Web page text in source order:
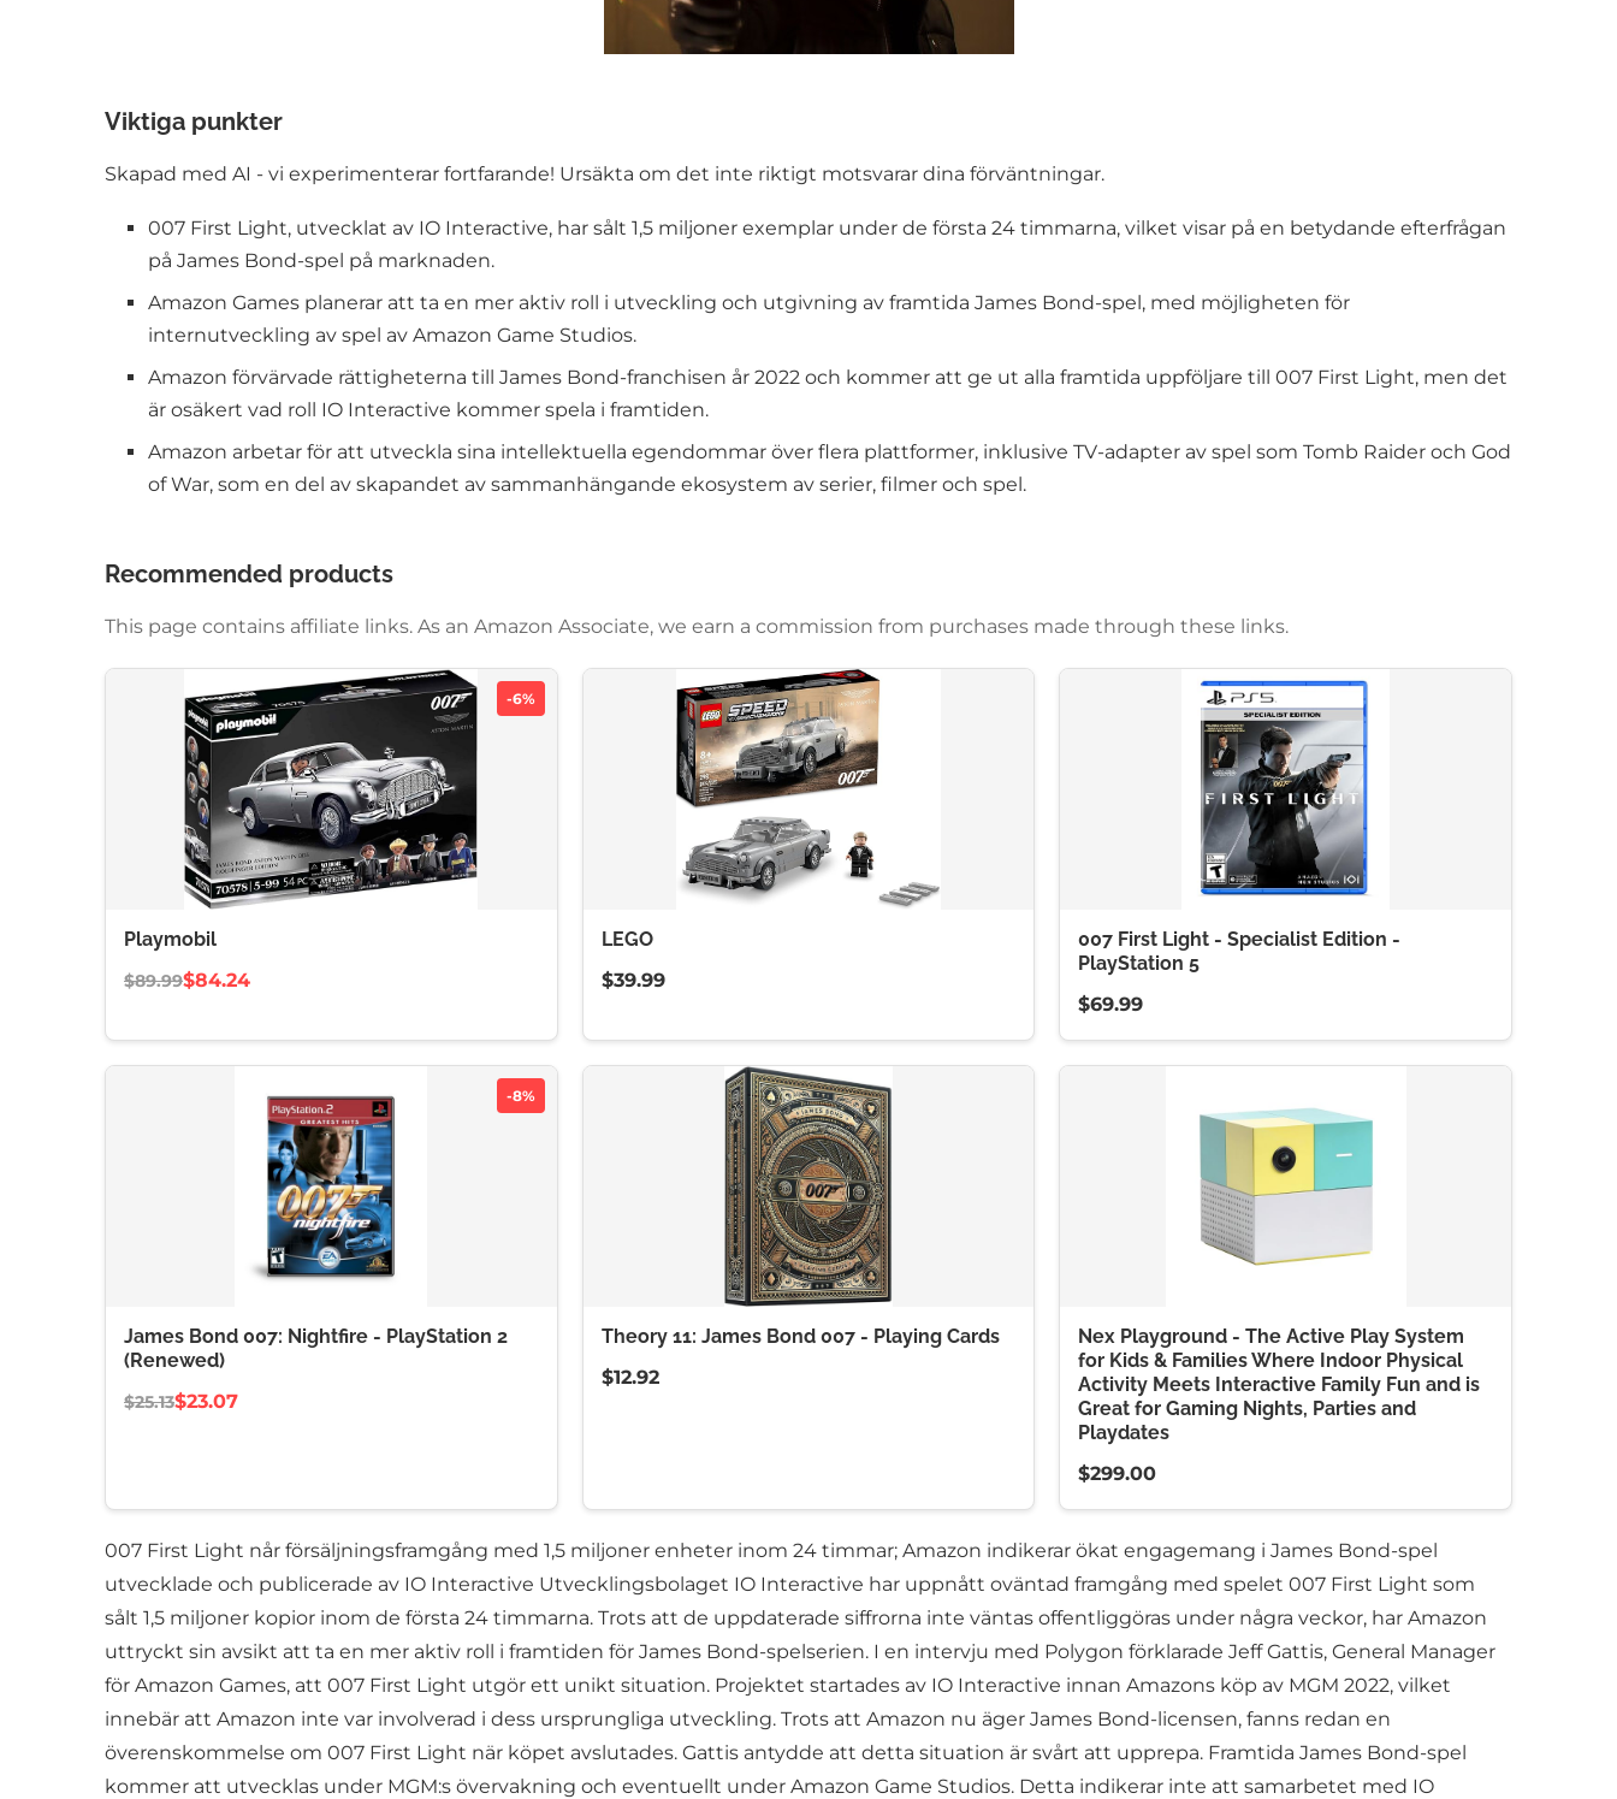
Viktiga punkter
Skapad med AI - vi experimenterar fortfarande! Ursäkta om det inte riktigt motsvarar dina förväntningar.
007 First Light, utvecklat av IO Interactive, har sålt 1,5 miljoner exemplar under de första 24 timmarna, vilket visar på en betydande efterfrågan
på James Bond-spel på marknaden.
Amazon Games planerar att ta en mer aktiv roll i utveckling och utgivning av framtida James Bond-spel, med möjligheten för
internutveckling av spel av Amazon Game Studios.
Amazon förvärvade rättigheterna till James Bond-franchisen år 2022 och kommer att ge ut alla framtida uppföljare till 007 First Light, men det
är osäkert vad roll IO Interactive kommer spela i framtiden.
Amazon arbetar för att utveckla sina intellektuella egendommar över flera plattformer, inklusive TV-adapter av spel som Tomb Raider och God
of War, som en del av skapandet av sammanhängande ekosystem av serier, filmer och spel.
Recommended products
This page contains affiliate links. As an Amazon Associate, we earn a commission from purchases made through these links.
-6%
Playmobil
$89.99$84.24
LEGO
$39.99
007 First Light - Specialist Edition -
PlayStation 5
$69.99
-8%
James Bond 007: Nightfire - PlayStation 2
(Renewed)
$25.13$23.07
Theory 11: James Bond 007 - Playing Cards
$12.92
Nex Playground - The Active Play System
for Kids & Families Where Indoor Physical
Activity Meets Interactive Family Fun and is
Great for Gaming Nights, Parties and
Playdates
$299.00
007 First Light når försäljningsframgång med 1,5 miljoner enheter inom 24 timmar; Amazon indikerar ökat engagemang i James Bond-spel
utvecklade och publicerade av IO Interactive Utvecklingsbolaget IO Interactive har uppnått oväntad framgång med spelet 007 First Light som
sålt 1,5 miljoner kopior inom de första 24 timmarna. Trots att de uppdaterade siffrorna inte väntas offentliggöras under några veckor, har Amazon
uttryckt sin avsikt att ta en mer aktiv roll i framtiden för James Bond-spelserien. I en intervju med Polygon förklarade Jeff Gattis, General Manager
för Amazon Games, att 007 First Light utgör ett unikt situation. Projektet startades av IO Interactive innan Amazons köp av MGM 2022, vilket
innebär att Amazon inte var involverad i dess ursprungliga utveckling. Trots att Amazon nu äger James Bond-licensen, fanns redan en
överenskommelse om 007 First Light när köpet avslutades. Gattis antydde att detta situation är svårt att upprepa. Framtida James Bond-spel
kommer att utvecklas under MGM:s övervakning och eventuellt under Amazon Game Studios. Detta indikerar inte att samarbetet med IO